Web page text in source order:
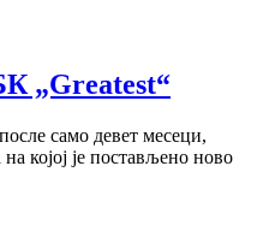
„Greatest“
само девет месеци,
којој је постављено ново